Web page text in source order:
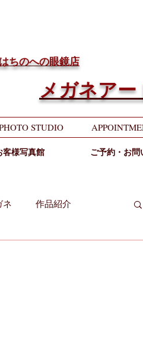
ちのへの眼鏡店
メガネアー
STUDIO
客様写真館 ご予約・お問
ネ 作品紹介